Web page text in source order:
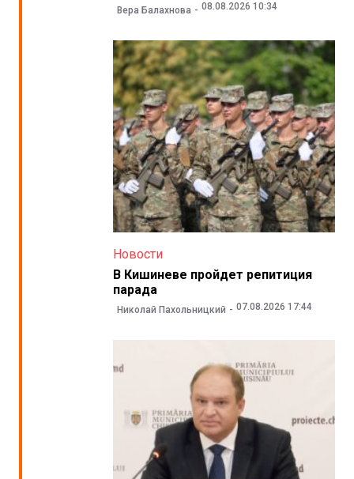
Вера Балахнова 08.08.2026 10:34
Новости
В Кишиневе пройдет репитиция
парада
Николай Пахольницкий 07.08.2026 17:44